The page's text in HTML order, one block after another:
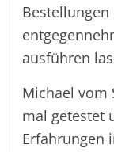
ausführen
Michael vom
mal getestet
Erfahrungen